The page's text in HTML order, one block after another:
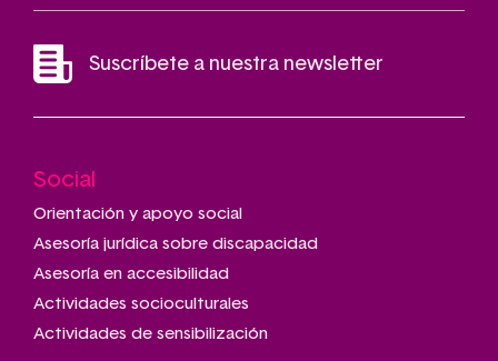
Suscríbete a nuestra newsletter
Main
navigation
Social
Orientación y apoyo social
Asesoría jurídica sobre discapacidad
Asesoría en accesibilidad
Actividades socioculturales
Actividades de sensibilización